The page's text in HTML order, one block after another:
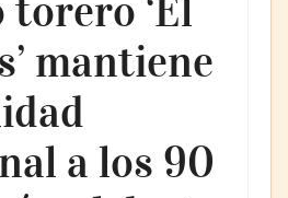
‘El
mantiene
a los 90